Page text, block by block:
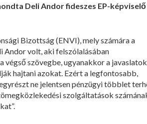
Deli Andor fideszes EP-képviselő
Bizottság (ENVI), mely számára a
Andor volt, aki felszólalásában
szövegbe, ugyanakkor a javaslatok
hajtani azokat. Ezért a legfontosabb,
ne jelentsen pénzügyi többlet
szolgáltatások